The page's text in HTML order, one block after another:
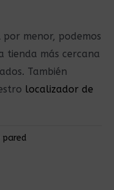
menor, podemos
tienda más cercana
También
localizador de
pared